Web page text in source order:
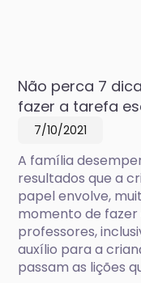
Não perca 7
fazer a tarefa
7/10/2021
A família
resultados que a
papel envolve,
momento de
professores,
auxílio para a
passam as lições